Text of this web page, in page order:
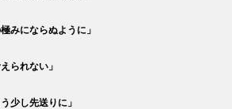
みにならぬように」
られない」
少し先送りに」